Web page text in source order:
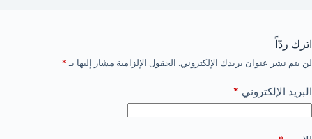
اترك ردّاً
لن يتم نشر عنوان بريدك الإلكتروني. الحقول الإلزامية مشار إليها بـ *
البريد الإلكتروني *